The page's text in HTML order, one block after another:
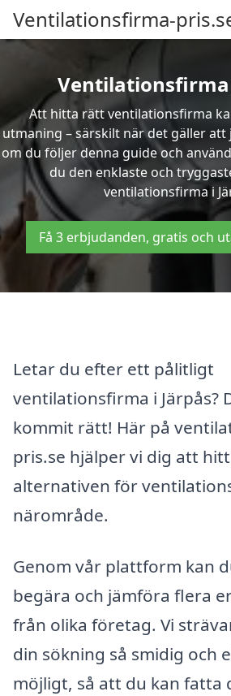
Ventilationsfirma-
Ventilationsfirma
Att hitta rätt ventilationsfirma
utmaning – särskilt när det gäller
om du följer denna guide och
du den enklaste och
ventilationsfirma i
Få 3 erbjudanden, gratis och
Letar du efter ett pålitligt
ventilationsfirma i Järpås?
kommit rätt! Här på
pris.se hjälper vi dig att
alternativen för
närområde.
Genom vår plattform kan
begära och jämföra flera
från olika företag. Vi
din sökning så smidig och
möjligt, så att du kan fatta